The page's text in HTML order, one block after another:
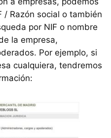
/ Razón social o también
por NIF o nombre
la empresa,
Por ejemplo, si
cualquiera, tendremos